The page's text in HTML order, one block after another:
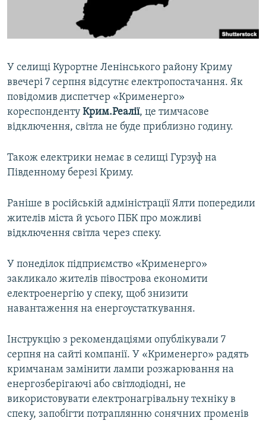
ВІДЕОУРОКИ «ELIFBE»
СВІДЧЕННЯ ОКУПАЦІЇ
ІНФОГРАФІКА
Qırımtatar
ДОЛУЧАЙСЯ!
Усі сайти RFE/RL
У селищі Курортне Ленінського району Криму
ввечері 7 серпня відсутнє електропостачання. Як
повідомив диспетчер «Крименерго»
кореспонденту Крим.Реалії, це тимчасове
відключення, світла не буде приблизно годину.
Також електрики немає в селищі Гурзуф на
Південному березі Криму.
Раніше в російській адміністрації Ялти попередили
жителів міста й усього ПБК про можливі
відключення світла через спеку.
У понеділок підприємство «Крименерго»
закликало жителів півострова економити
електроенергію у спеку, щоб знизити
навантаження на енергоустаткування.
Інструкцію з рекомендаціями опублікували 7
серпня на сайті компанії. У «Крименерго» радять
кримчанам замінити лампи розжарювання на
енергозберігаючі або світлодіодні, не
використовувати електронагрівальну техніку в
спеку, запобігти потраплянню сонячних променів